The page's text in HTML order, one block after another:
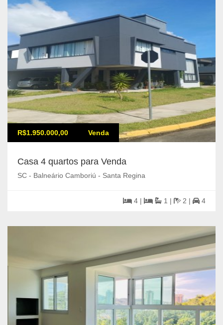
R$1.950.000,00 Venda
Casa 4 quartos para Venda
SC - Balneário Camboriú - Santa Regina
4 | 1 | 2 | 4